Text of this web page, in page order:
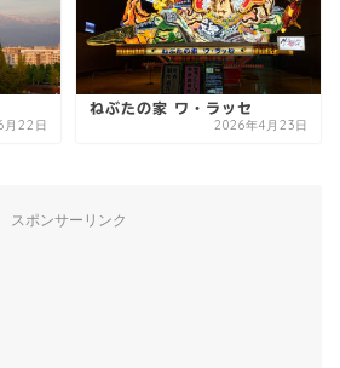
月22日
ねぶたの家 ワ・ラッセ
2026年4月23日
スポンサーリンク